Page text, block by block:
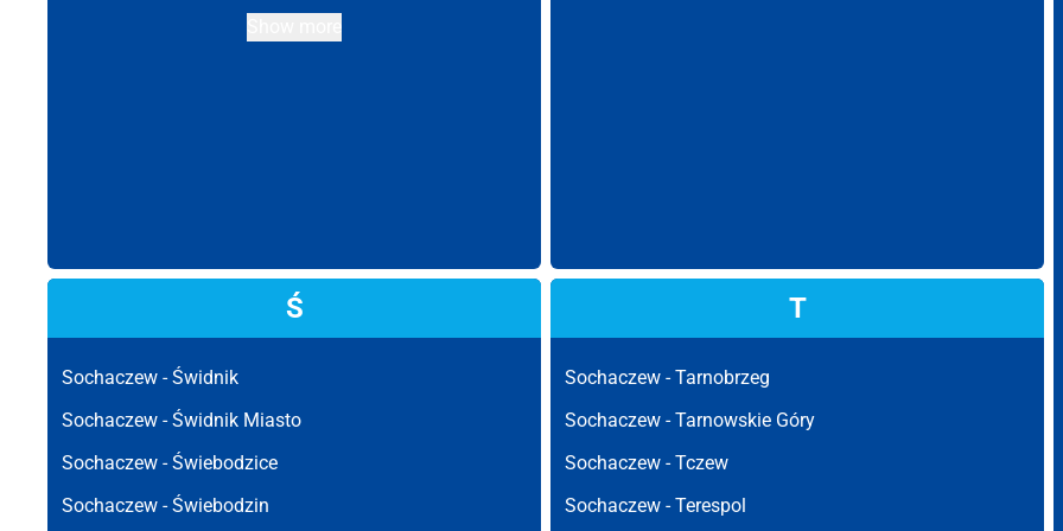
Ś
Sochaczew -Świdnik
Sochaczew -Świdnik Miasto
Sochaczew -Świebodzice
Sochaczew -Świebodzin
T
Sochaczew -Tarnobrzeg
Sochaczew -Tarnowskie Góry
Sochaczew -Tczew
Sochaczew -Terespol